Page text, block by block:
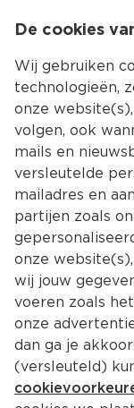
De cookies
Wij gebruiken
technologieën,
onze
volgen, ook
mails en
versleutelde
mailadres en
partijen zoals
onze
wij jouw
voeren zoals
onze
dan ga je
(versleuteld)